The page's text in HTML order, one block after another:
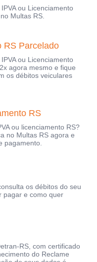
ou Licenciamento
Multas RS.
RS Parcelado
ou Licenciamento
agora mesmo e fique
os débitos veiculares
RS
ou licenciamento RS?
no Multas RS agora e
pagamento.
os débitos do seu
pagar e como quer
RS, com certificado
do Reclame